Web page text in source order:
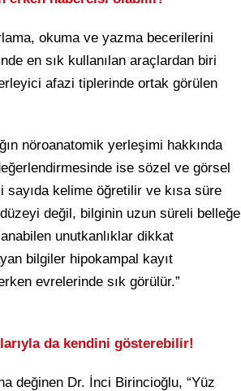
okuma ve yazma becerilerini
en sık kullanılan araçlardan biri
afazi tiplerinde ortak görülen
nöroanatomik yerleşimi hakkında
ise sözel ve görsel
kelime öğretilir ve kısa süre
değil, bilginin uzun süreli belleğe
unutkanlıklar dikkat
bilgiler hipokampal kayıt
evrelerinde sık görülür.”
da kendini gösterebilir!
değinen Dr. İnci Birincioğlu, “Yüz